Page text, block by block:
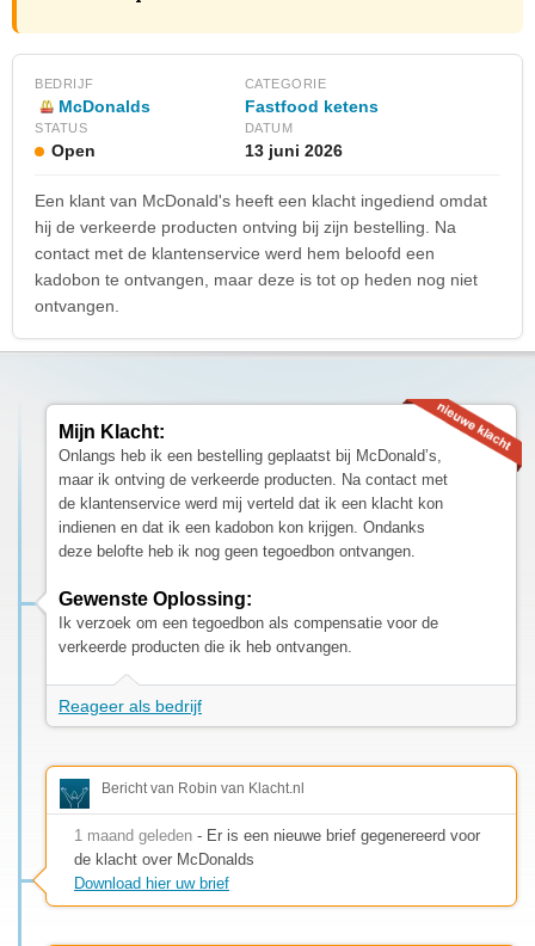
BEDRIJF
McDonalds
CATEGORIE
Fastfood ketens
STATUS
Open
DATUM
13 juni 2026
Een klant van McDonald's heeft een klacht ingediend omdat
hij de verkeerde producten ontving bij zijn bestelling. Na
contact met de klantenservice werd hem beloofd een
kadobon te ontvangen, maar deze is tot op heden nog niet
ontvangen.
Mijn Klacht:
Onlangs heb ik een bestelling geplaatst bij McDonald’s,
maar ik ontving de verkeerde producten. Na contact met
de klantenservice werd mij verteld dat ik een klacht kon
indienen en dat ik een kadobon kon krijgen. Ondanks
deze belofte heb ik nog geen tegoedbon ontvangen.
Gewenste Oplossing:
Ik verzoek om een tegoedbon als compensatie voor de
verkeerde producten die ik heb ontvangen.
Reageer als bedrijf
Bericht van Robin van Klacht.nl
1 maand geleden - Er is een nieuwe brief gegenereerd voor
de klacht over McDonalds
Download hier uw brief